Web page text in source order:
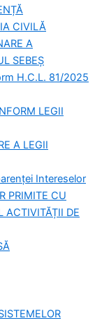
CIVILĂ
A
SEBEȘ
H.C.L. 81/2025
LEGII
A LEGII
Intereselor
PRIMITE CU
ACTIVITĂȚII DE